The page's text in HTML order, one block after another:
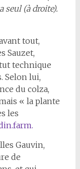
seul (à droite).
tout,
Sauzet,
technique
Selon lui,
du colza,
« la plante
les
Gauvin,
de